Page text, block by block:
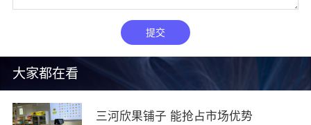
大家都在看
三河欣果铺子 能抢占市场优势
提交